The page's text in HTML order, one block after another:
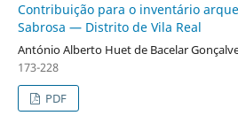
Contribuição para o inventário
Sabrosa — Distrito de Vila Real
António Alberto Huet de Bacelar
173-228
PDF